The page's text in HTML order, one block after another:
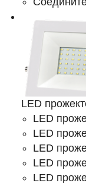
LED
LED
LED
LED
LED
LED